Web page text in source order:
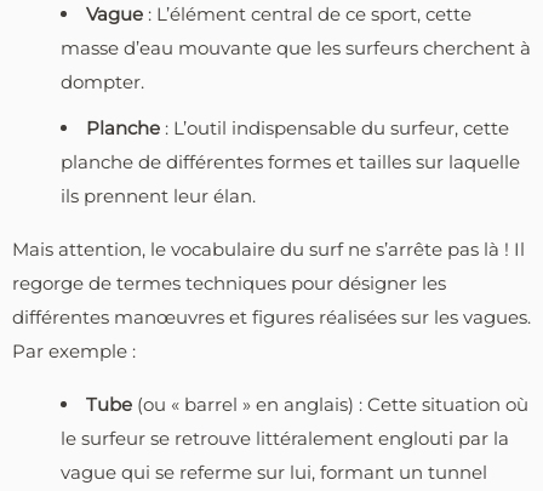
Vague : L’élément central de ce sport, cette
masse d’eau mouvante que les surfeurs cherchent à
dompter.
Planche : L’outil indispensable du surfeur, cette
planche de différentes formes et tailles sur laquelle
ils prennent leur élan.
Mais attention, le vocabulaire du surf ne s’arrête pas là ! Il
regorge de termes techniques pour désigner les
différentes manœuvres et figures réalisées sur les vagues.
Par exemple :
Tube (ou « barrel » en anglais) : Cette situation où
le surfeur se retrouve littéralement englouti par la
vague qui se referme sur lui, formant un tunnel